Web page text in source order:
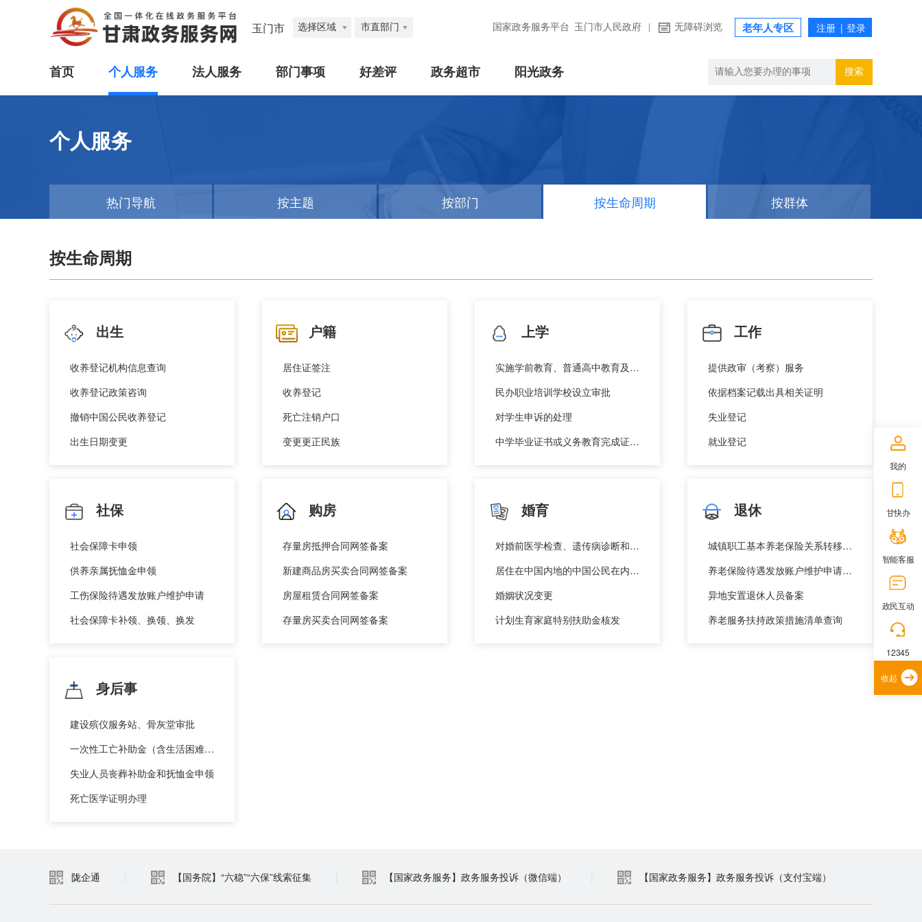
玉门市 选择区域 市直部门 国家政务服务平台 玉门市人民政府 无障碍浏览 老年人专区
首页 个人服务 法人服务 部门事项 好差评 政务超市 阳光政务 搜索
个人服务
热门导航 按主题 按部门 按生命周期 按群体
按生命周期
出生
收养登记机构信息查询
收养登记政策咨询
撤销中国公民收养登记
出生日期变更
户籍
居住证签注
收养登记
死亡注销户口
变更更正民族
上学
实施学前教育、普通高中教育及中等职业教育的民办学校设立审批
民办职业培训学校设立审批
对学生申诉的处理
中学毕业证书或义务教育完成证书遗失办理
工作
提供政审（考察）服务
依据档案记载出具相关证明
失业登记
就业登记
社保
社会保障卡申领
供养亲属抚恤金申领
工伤保险待遇发放账户维护申请
社会保障卡补领、换领、换发
购房
存量房抵押合同网签备案
新建商品房买卖合同网签备案
房屋租赁合同网签备案
存量房买卖合同网签备案
婚育
对婚前医学检查、遗传病诊断和产前诊断结果有异议的医学技术鉴定
居住在中国内地的中国公民在内地补领收养登记
婚姻状况变更
计划生育家庭特别扶助金核发
退休
城镇职工基本养老保险关系转移接续申请
养老保险待遇发放账户维护申请（城镇企业职工基本养老保险）
异地安置退休人员备案
养老服务扶持政策措施清单查询
身后事
建设殡仪服务站、骨灰堂审批
一次性工亡补助金（含生活困难，预支50%确认）、丧葬补助金申领
失业人员丧葬补助金和抚恤金申领
死亡医学证明办理
陇企通 【国务院】“六稳”“六保”线索征集 【国家政务服务】政务服务投诉（微信端） 【国家政务服务】政务服务投诉（支付宝端）
我的
甘快办
智能客服
政民互动
12345
收起